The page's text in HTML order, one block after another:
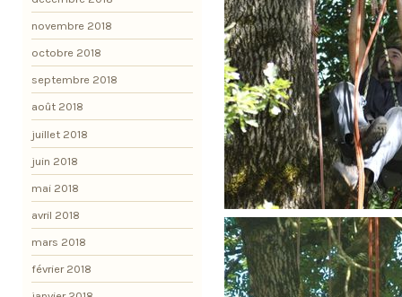
novembre 2018
octobre 2018
septembre 2018
août 2018
juillet 2018
juin 2018
mai 2018
avril 2018
mars 2018
février 2018